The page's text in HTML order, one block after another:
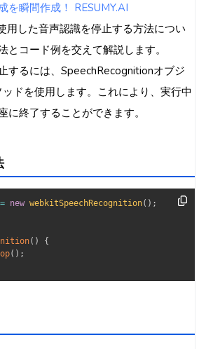
を瞬間作成！ RESUMY.AI
用した音声認識を停止する方法につい
とコード例を交えて解説します。
するには、SpeechRecognitionオブジ
ドを使用します。これにより、実行中
に終了することができます。
= new webkitSpeechRecognition( ) ;
( )
{
( ) ;